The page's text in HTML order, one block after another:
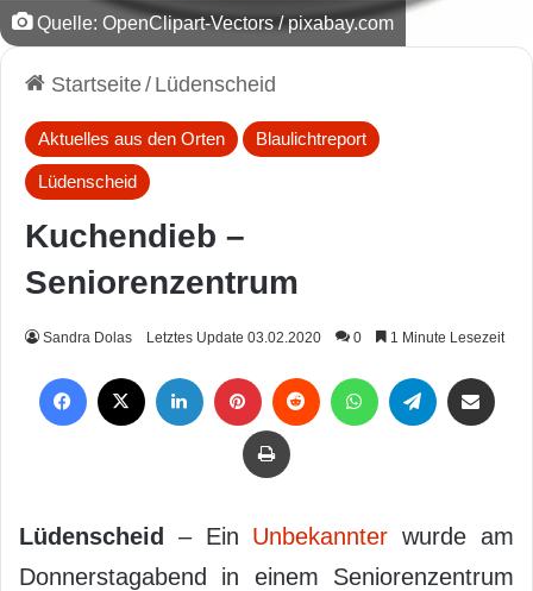
Quelle: OpenClipart-Vectors / pixabay.com
Startseite/ Lüdenscheid
Aktuelles aus den Orten Blaulichtreport
Lüdenscheid
Kuchendieb –
Seniorenzentrum
Sandra Dolas Letztes Update 03.02.2020 0 1 Minute Lesezeit
Drucken
Lüdenscheid – Ein Unbekannter wurde am
Donnerstagabend in einem Seniorenzentrum